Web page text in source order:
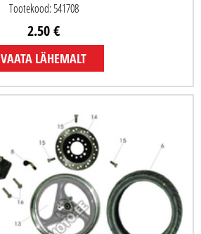
Tootekood: 541708
2.50 €
VAATA LÄHEMALT